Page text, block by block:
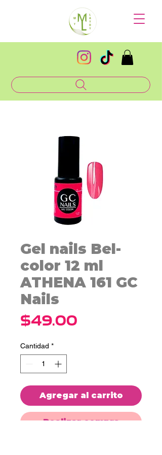
Gel nails Bel-
color 12 ml
ATHENA 161 GC
Nails
$49.00
Cantidad *
Agregar al carrito
Realizar compra